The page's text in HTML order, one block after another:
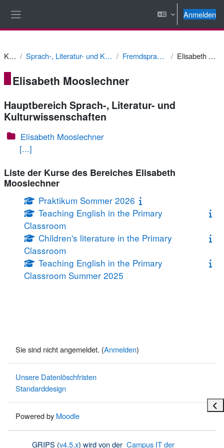
Anmelden
Kurse Sprach-, Literatur- und Kulturwissenschaften Fremdsprachendidaktik Elisabeth Mooslechner
Elisabeth Mooslechner
Hauptbereich Sprach-, Literatur- und
Kulturwissenschaften
Elisabeth Mooslechner
[...]
Liste der Kurse des Bereiches Elisabeth
Mooslechner
Praktikum Sommer 2026
Teaching English in the Primary
Classroom
Children's literature in the Primary
Classroom
Teaching English in the Primary
Classroom Summer 2025
Sie sind nicht angemeldet. (Anmelden)
Unsere Datenlöschfristen
Standarddesign
Powered by Moodle
GRIPS (v4.5.x) wird von der Campus IT der